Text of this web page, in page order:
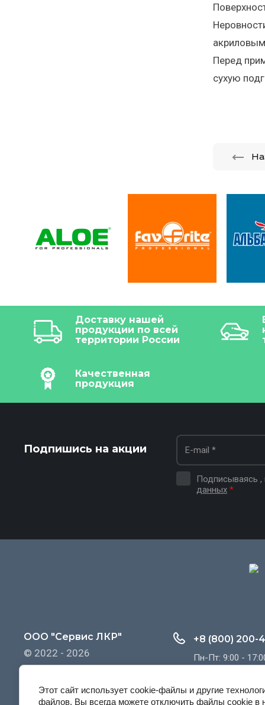
Перед
сухую
Доставку нашей
продукции по всей
территории России
Качественная
продукция
Подпишись на акции
Подписываясь ,
данных *
ООО "Сервис ЛКР"
© 2022 - 2026
+8 (800) 200-
Пн-Пт: 9:00 -
Этот сайт использует cookie-файлы и другие
файлов. Вы всегда можете отключить файлы cookie в